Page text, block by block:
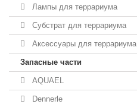
Лампы для террариума
Субстрат для террариума
Аксессуары для террариума
Запасные части
AQUAEL
Dennerle